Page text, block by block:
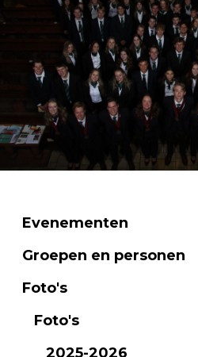
Evenementen
Groepen en personen
Foto's
Foto's
2025-2026